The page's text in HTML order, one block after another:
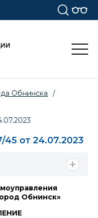
Обнинска
/
от 24.07.2023
Обнинск»